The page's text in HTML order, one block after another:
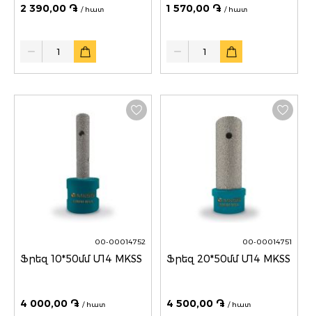
2 390,00 ֏ / հատ
Quantity
1 570,00 ֏ / հատ
Quantity
00-00014752
Ֆրեզ 10*50մմ Մ14 MKSS
4 000,00 ֏ / հատ
00-00014751
Ֆրեզ 20*50մմ Մ14 MKSS
4 500,00 ֏ / հատ